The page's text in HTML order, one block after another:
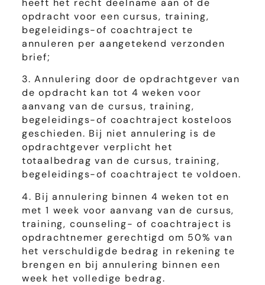
heeft het recht deelname aan of de
opdracht voor een cursus, training,
begeleidings-of coachtraject te
annuleren per aangetekend verzonden
brief;
3. Annulering door de opdrachtgever van
de opdracht kan tot 4 weken voor
aanvang van de cursus, training,
begeleidings-of coachtraject kosteloos
geschieden. Bij niet annulering is de
opdrachtgever verplicht het
totaalbedrag van de cursus, training,
begeleidings-of coachtraject te voldoen.
4. Bij annulering binnen 4 weken tot en
met 1 week voor aanvang van de cursus,
training, counseling- of coachtraject is
opdrachtnemer gerechtigd om 50% van
het verschuldigde bedrag in rekening te
brengen en bij annulering binnen een
week het volledige bedrag.